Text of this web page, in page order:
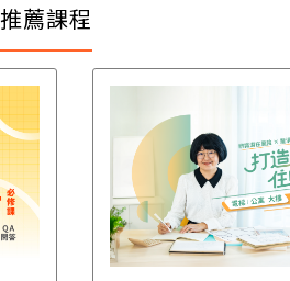
推薦課程